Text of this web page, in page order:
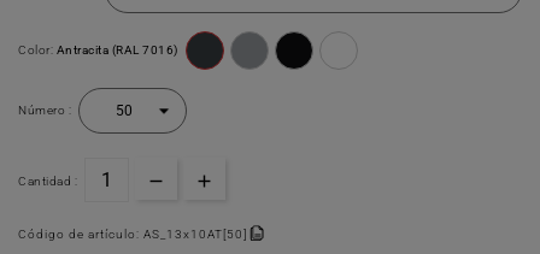
Color: Antracita (RAL 7016)
Número :
Cantidad :
Código de artículo: AS_13x10AT[50]